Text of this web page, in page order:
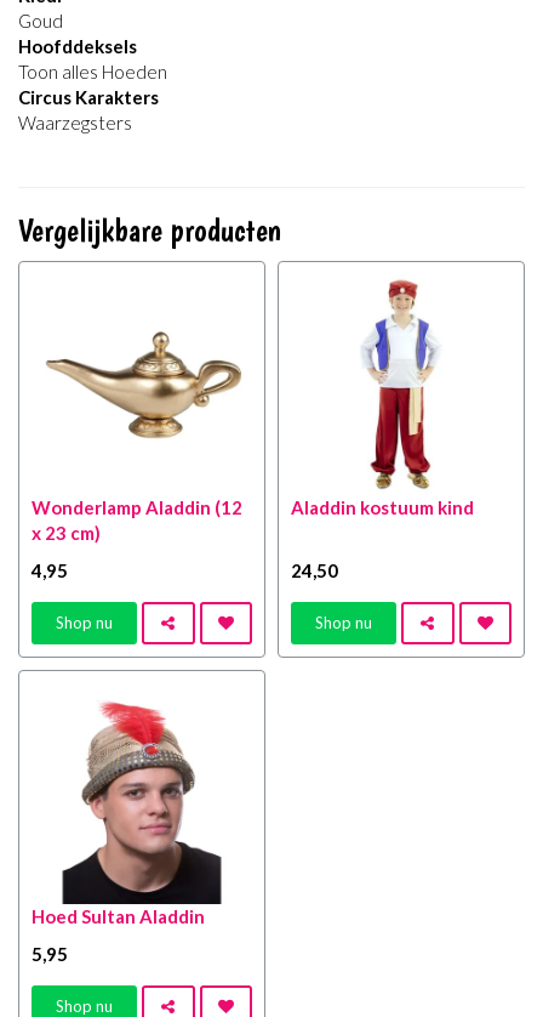
Goud
Hoofddeksels
Toon alles Hoeden
Circus Karakters
Waarzegsters
Vergelijkbare producten
Wonderlamp Aladdin (12
x 23 cm)
4 ,95
Shop nu
Aladdin kostuum kind
24 ,50
Shop nu
Hoed Sultan Aladdin
5 ,95
Shop nu